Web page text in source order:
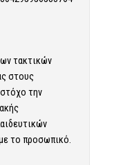
τακτικών
στους
την
το προσωπικό.